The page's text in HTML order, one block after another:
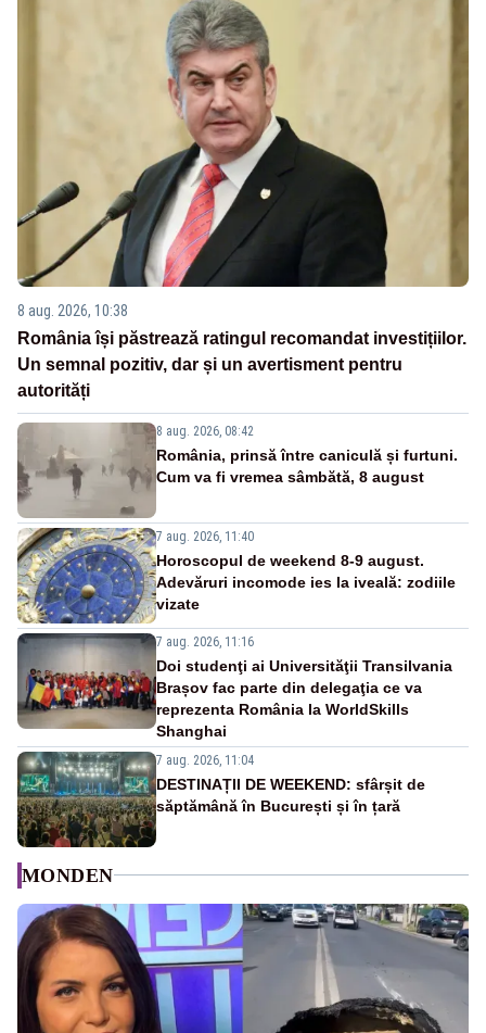
8 aug. 2026, 10:38
România își păstrează ratingul recomandat investițiilor.
Un semnal pozitiv, dar și un avertisment pentru
autorități
8 aug. 2026, 08:42
România, prinsă între caniculă și furtuni.
Cum va fi vremea sâmbătă, 8 august
7 aug. 2026, 11:40
Horoscopul de weekend 8-9 august.
Adevăruri incomode ies la iveală: zodiile
vizate
7 aug. 2026, 11:16
Doi studenţi ai Universităţii Transilvania
Brașov fac parte din delegaţia ce va
reprezenta România la WorldSkills
Shanghai
7 aug. 2026, 11:04
DESTINAȚII DE WEEKEND: sfârșit de
săptămână în București și în țară
MONDEN